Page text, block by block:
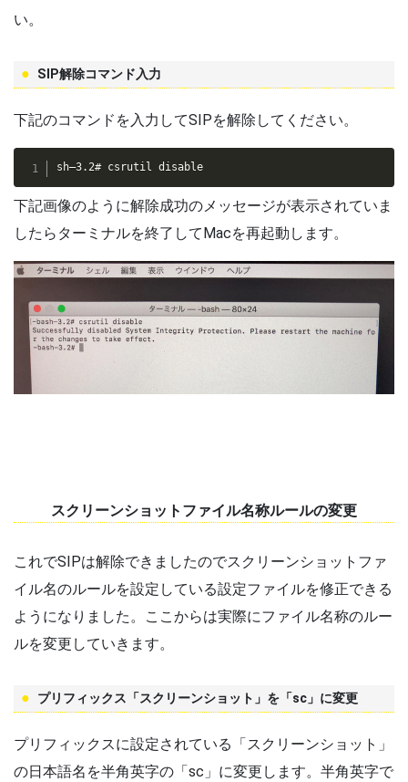
い。
SIP解除コマンド入力
下記のコマンドを入力してSIPを解除してください。
sh–3.2# csrutil disable
下記画像のように解除成功のメッセージが表示されていま
したらターミナルを終了してMacを再起動します。
スクリーンショットファイル名称ルールの変更
これでSIPは解除できましたのでスクリーンショットファ
イル名のルールを設定している設定ファイルを修正できる
ようになりました。ここからは実際にファイル名称のルー
ルを変更していきます。
プリフィックス「スクリーンショット」を「sc」に変更
プリフィックスに設定されている「スクリーンショット」
の日本語名を半角英字の「sc」に変更します。半角英字で